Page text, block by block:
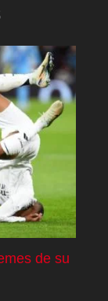
de su